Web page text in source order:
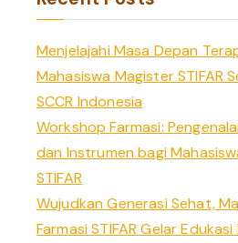
Menjelajahi Masa Depan
Mahasiswa Magister STIFAR
SCCR Indonesia
Workshop Farmasi:
dan Instrumen bagi
STIFAR
Wujudkan Generasi Sehat,
Farmasi STIFAR Gelar